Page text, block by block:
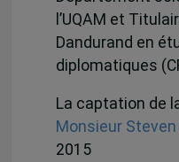
l’UQAM et
Dandurand en
diplomatiques
La captation de
Monsieur
2015